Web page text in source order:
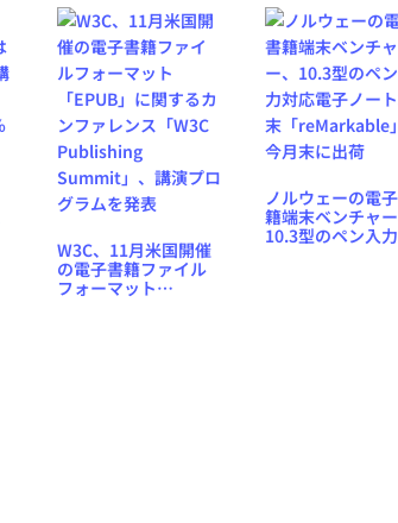
W3C、11月米国開催
の電子書籍ファイル
フォーマット
ノルウェーの電
籍端末ベンチャー
10.3型のペン入